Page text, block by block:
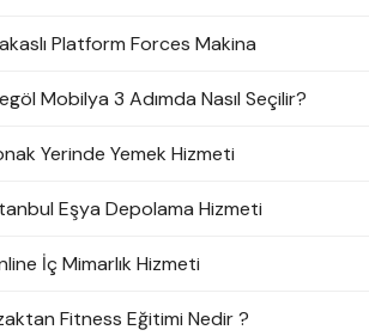
Platform Forces Makina
Mobilya 3 Adımda Nasıl Seçilir?
Yerinde Yemek Hizmeti
Eşya Depolama Hizmeti
İç Mimarlık Hizmeti
Fitness Eğitimi Nedir ?